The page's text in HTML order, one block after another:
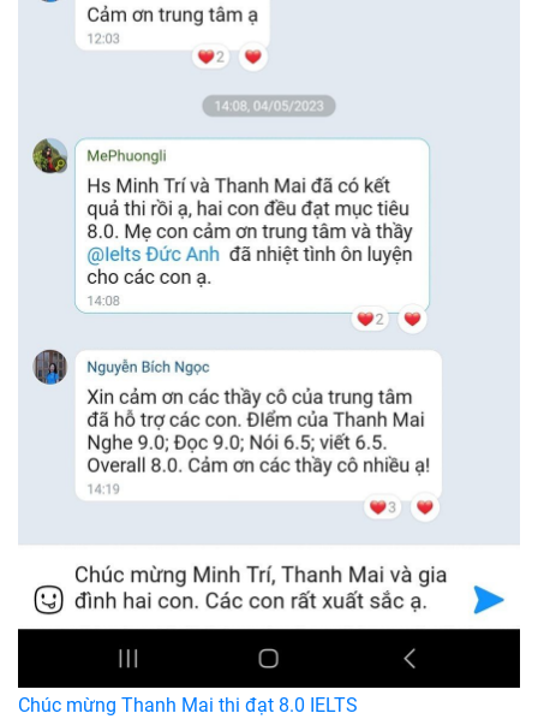
Chúc mừng Thanh Mai thi đạt 8.0 IELTS